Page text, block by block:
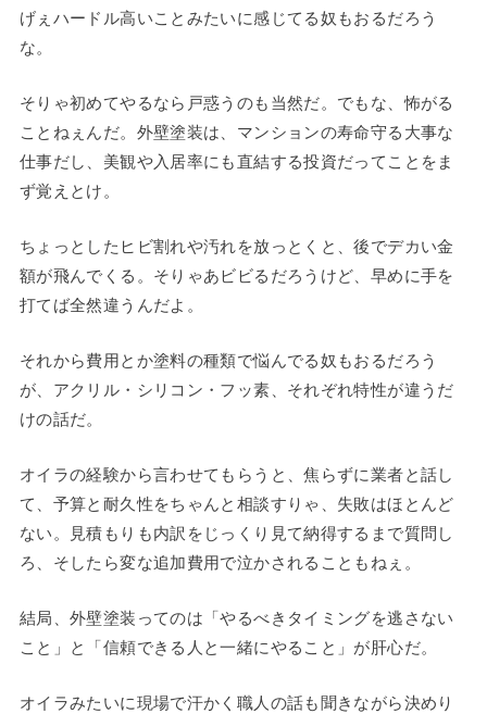
げぇハードル高いことみたいに感じてる奴もおるだろう
な。
そりゃ初めてやるなら戸惑うのも当然だ。でもな、怖がる
ことねぇんだ。外壁塗装は、マンションの寿命守る大事な
仕事だし、美観や入居率にも直結する投資だってことをま
ず覚えとけ。
ちょっとしたヒビ割れや汚れを放っとくと、後でデカい金
額が飛んでくる。そりゃあビビるだろうけど、早めに手を
打てば全然違うんだよ。
それから費用とか塗料の種類で悩んでる奴もおるだろう
が、アクリル・シリコン・フッ素、それぞれ特性が違うだ
けの話だ。
オイラの経験から言わせてもらうと、焦らずに業者と話し
て、予算と耐久性をちゃんと相談すりゃ、失敗はほとんど
ない。見積もりも内訳をじっくり見て納得するまで質問し
ろ、そしたら変な追加費用で泣かされることもねぇ。
結局、外壁塗装ってのは「やるべきタイミングを逃さない
こと」と「信頼できる人と一緒にやること」が肝心だ。
オイラみたいに現場で汗かく職人の話も聞きながら決めり